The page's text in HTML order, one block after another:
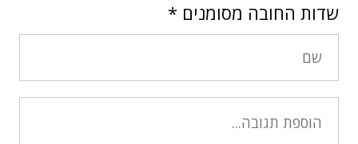
שדות החובה מסומנים *